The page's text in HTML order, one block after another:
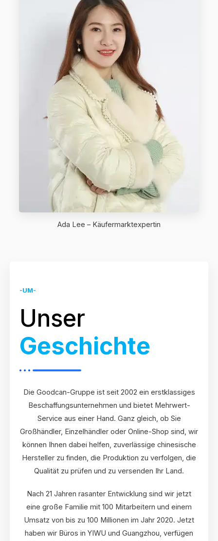
Ada Lee – Käufermarktexpertin
-UM-
Unser
Geschichte
Die Goodcan-Gruppe ist seit 2002 ein erstklassiges
Beschaffungsunternehmen und bietet Mehrwert-
Service aus einer Hand. Ganz gleich, ob Sie
Großhändler, Einzelhändler oder Online-Shop sind, wir
können Ihnen dabei helfen, zuverlässige chinesische
Hersteller zu finden, die Produktion zu verfolgen, die
Qualität zu prüfen und zu versenden Ihr Land.
Nach 21 Jahren rasanter Entwicklung sind wir jetzt
eine große Familie mit 100 Mitarbeitern und einem
Umsatz von bis zu 100 Millionen im Jahr 2020. Jetzt
haben wir Büros in YIWU und Guangzhou, verfügen